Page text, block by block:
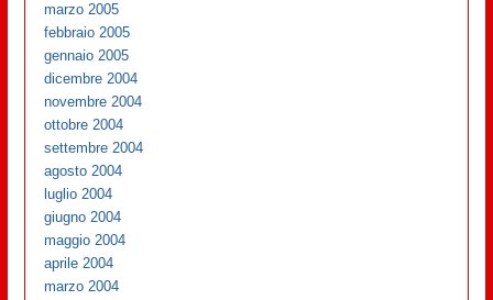
marzo 2005
febbraio 2005
gennaio 2005
dicembre 2004
novembre 2004
ottobre 2004
settembre 2004
agosto 2004
luglio 2004
giugno 2004
maggio 2004
aprile 2004
marzo 2004